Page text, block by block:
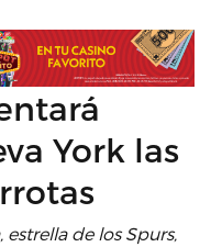
York las
de los Spurs,